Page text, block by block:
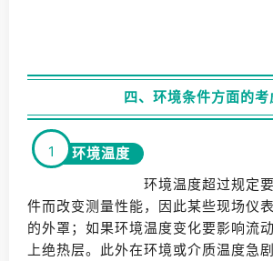
四、环境条件方面的考
1
环境温度
环境温度超过规定
件而改变测量性能，因此某些现场仪
的外罩；如果环境温度变化要影响流
上绝热层。此外在环境或介质温度急